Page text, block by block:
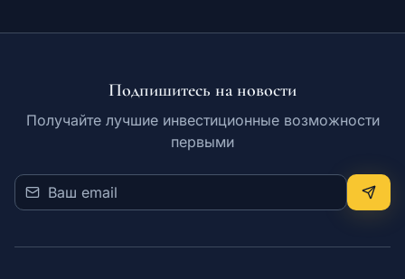
Подпишитесь на новости
Получайте лучшие инвестиционные возможности
первыми